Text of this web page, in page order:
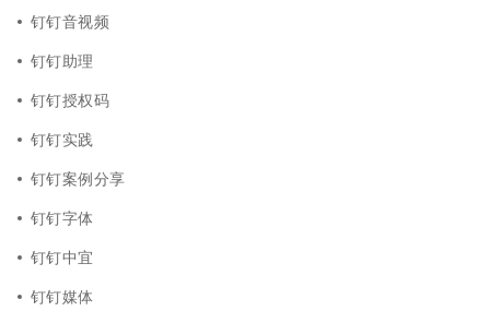
钉钉音视频
钉钉助理
钉钉授权码
钉钉实践
钉钉案例分享
钉钉字体
钉钉中宜
钉钉媒体